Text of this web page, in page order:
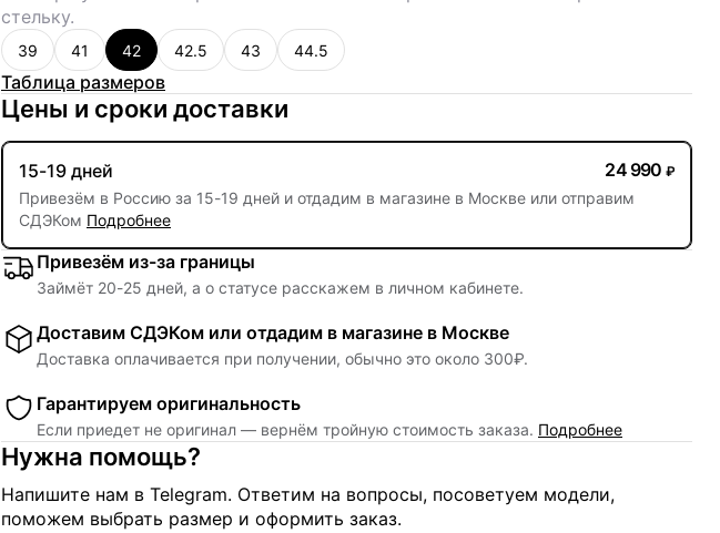
стельку.
39 41 42 42.5 43 44.5
Таблица размеров
Цены и сроки доставки
15-19 дней 24 990 ₽
Привезём в Россию за 15-19 дней и отдадим в магазине в Москве или отправим
СДЭКом Подробнее
Привезём из-за границы
Займёт 20-25 дней, а о статусе расскажем в личном кабинете.
Доставим СДЭКом или отдадим в магазине в Москве
Доставка оплачивается при получении, обычно это около 300₽.
Гарантируем оригинальность
Если приедет не оригинал — вернём тройную стоимость заказа. Подробнее
Нужна помощь?
Напишите нам в Telegram. Ответим на вопросы, посоветуем модели,
поможем выбрать размер и оформить заказ.